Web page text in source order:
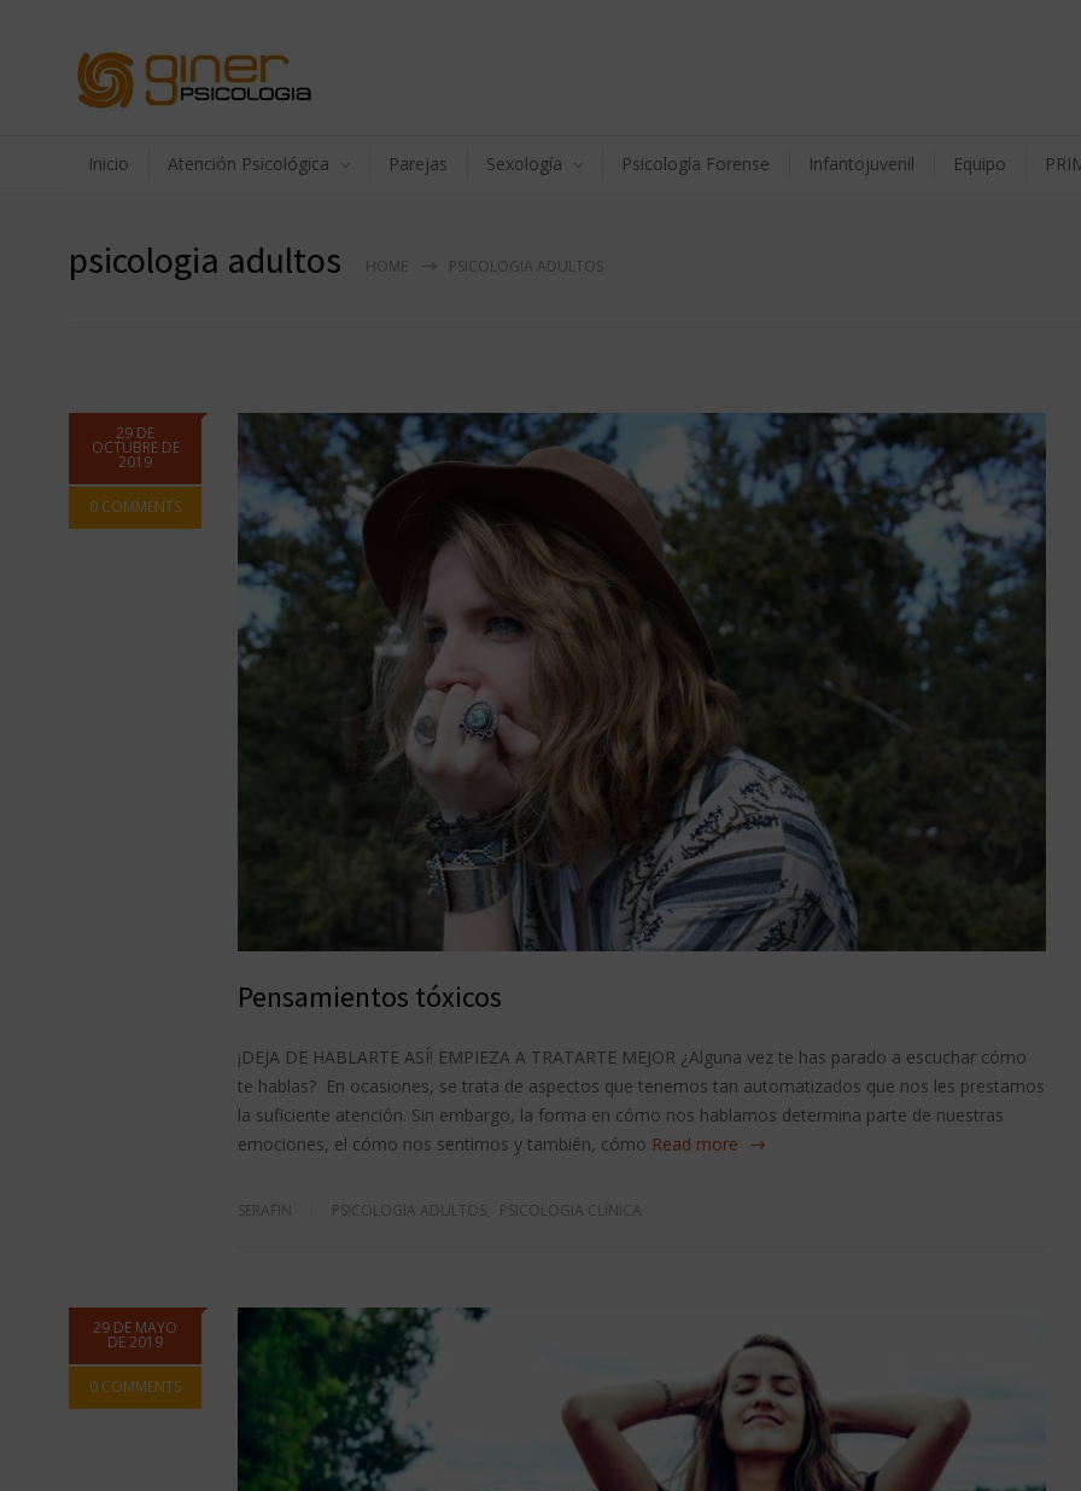
Inicio Atención Psicológica Parejas Sexología Psicología Forense Infantojuvenil Equipo
psicologia adultos HOME PSICOLOGIA ADULTOS
29 DE
OCTUBRE DE
2019
0 COMMENTS
Pensamientos tóxicos
¡DEJA DE HABLARTE ASÍ! EMPIEZA A TRATARTE MEJOR ¿Alguna vez te has parado a escuchar cómo
te hablas? En ocasiones, se trata de aspectos que tenemos tan automatizados que nos les prestamos
la suficiente atención. Sin embargo, la forma en cómo nos hablamos determina parte de nuestras
emociones, el cómo nos sentimos y también, cómo Read more
SERAFIN PSICOLOGIA ADULTOS, PSICOLOGIA CLÍNICA
29 DE MAYO
DE 2019
0 COMMENTS